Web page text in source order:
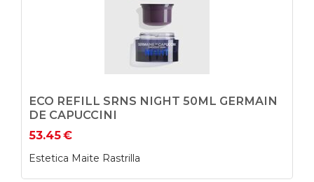
ECO REFILL SRNS NIGHT 50ML GERMAIN
DE CAPUCCINI
53.45€
Estetica Maite Rastrilla